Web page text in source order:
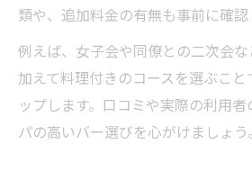
類や、追加料金の有無も事前に確認
例えば、女子会や同僚との二次会
加えて料理付きのコースを選ぶこ
ップします。口コミや実際の利用
パの高いバー選びを心がけましょう。